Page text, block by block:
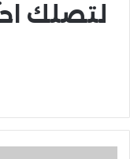
لتصلك